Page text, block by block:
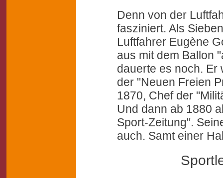
Denn von der
fasziniert. Als
Luftfahrer Eugène
aus mit dem Ballon
dauerte es noch. Er
der "Neuen Freien
1870, Chef der
Und dann ab 1880
Sport-Zeitung".
auch. Samt einer